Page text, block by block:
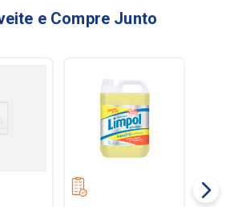
e Compre Junto